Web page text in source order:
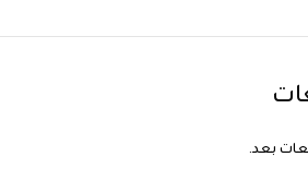
بعد.